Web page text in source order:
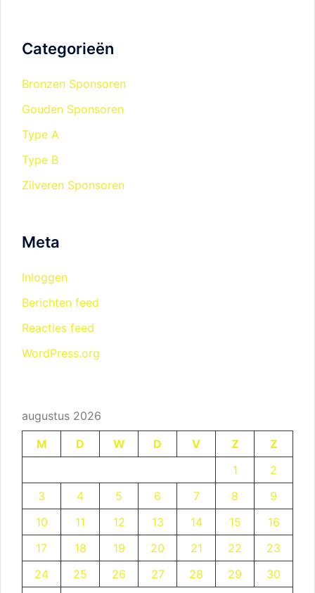
Categorieën
Bronzen Sponsoren
Gouden Sponsoren
Type A
Type B
Zilveren Sponsoren
Meta
Inloggen
Berichten feed
Reacties feed
WordPress.org
augustus 2026
M
D W D V Z
Z
1
2
3
4 5 6 7 8
9
10
11 12 13 14 15
16
17
18 19 20 21 22
23
24
25 26 27 28 29 30